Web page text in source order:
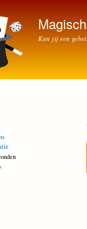
Kan jij een